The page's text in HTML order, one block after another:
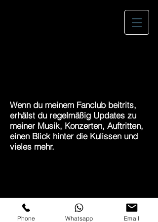
Wenn du meinem Fanclub beitrits,
erhälst du regelmäßig Updates zu
meiner Musik, Konzerten, Auftritten,
einen Blick hinter die Kulissen und
vieles mehr.
Phone Whatsapp Email